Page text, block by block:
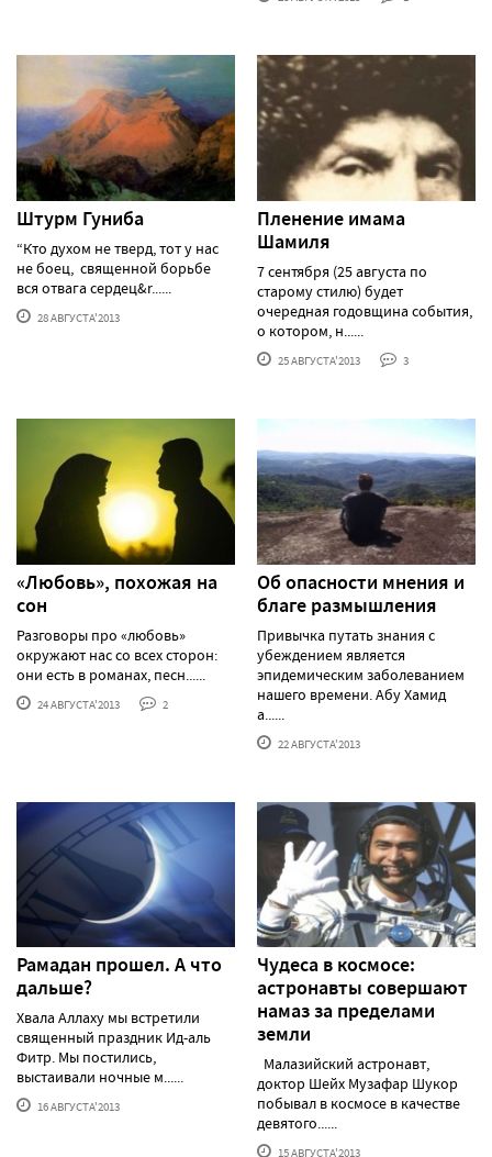
Штурм Гуниба
“Кто духом не тверд, тот у нас
не боец, священной борьбе
вся отвага сердец&r......
28 АВГУСТА'2013
Пленение имама
Шамиля
7 сентября (25 августа по
старому стилю) будет
очередная годовщина события,
о котором, н......
25 АВГУСТА'2013 3
«Любовь», похожая на
сон
Разговоры про «любовь»
окружают нас со всех сторон:
они есть в романах, песн......
24 АВГУСТА'2013 2
Об опасности мнения и
благе размышления
Привычка путать знания с
убеждением является
эпидемическим заболеванием
нашего времени. Абу Хамид
а......
22 АВГУСТА'2013
Рамадан прошел. А что
дальше?
Хвала Аллаху мы встретили
священный праздник Ид-аль
Фитр. Мы постились,
выстаивали ночные м......
16 АВГУСТА'2013
Чудеса в космосе:
астронавты совершают
намаз за пределами
земли
Малазийский астронавт,
доктор Шейх Музафар Шукор
побывал в космосе в качестве
девятого......
15 АВГУСТА'2013